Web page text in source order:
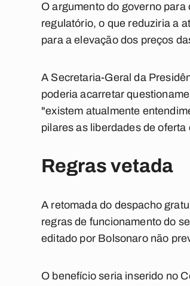
O argumento do governo
regulatório, o que reduziria a
para a elevação dos preços
A Secretaria-Geral da
poderia acarretar
"existem atualmente
pilares as liberdades de oferta
Regras vetada
A retomada do despacho
regras de funcionamento do
editado por Bolsonaro não
O benefício seria inserido no